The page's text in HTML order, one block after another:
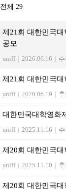
전체 29
제21회 대한민국
공모
uniff | 2026.06.16 |
제21회 대한민국
uniff | 2026.06.19 |
대한민국대학영화
uniff | 2025.11.16 |
제20회 대한민국
uniff | 2025.11.10 |
제20회 대한민국대